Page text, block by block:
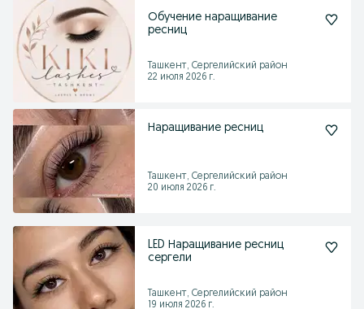
Обучение наращивание
ресниц
Ташкент, Сергелийский район
22 июля 2026 г.
Наращивание ресниц
Ташкент, Сергелийский район
20 июля 2026 г.
LED Наращивание ресниц
сергели
Ташкент, Сергелийский район
19 июля 2026 г.